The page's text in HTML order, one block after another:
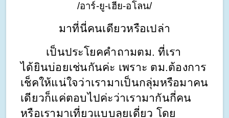
/อาร์-ยู-เฮีย-อโลน/
มาที่นี่คนเดียวหรือเปล่า
เป็นประโยคคำถามตม. ที่เรา
ได้ยินบ่อยเช่นกันค่ะ เพราะ ตม.ต้องการ
เช็คให้แน่ใจว่าเรามาเป็นกลุ่มหรือมาคน
เดียวก็แค่ตอบไปค่ะว่าเรามากันกี่คน
หรือเรามาเที่ยวแบบลุยเดี่ยว โดย